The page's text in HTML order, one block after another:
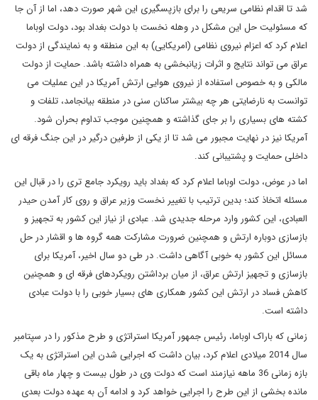
شد تا اقدام نظامی سریعی را برای بازپسگیری این شهر صورت دهد، اما از آن جا
که مسئولیت حل این مشکل در وهله نخست با دولت بغداد بود، دولت اوباما
اعلام کرد که اعزام نیروی نظامی (امریکایی) به این منطقه و به نمایندگی از دولت
عراق می تواند نتایج و اثرات زیانبخشی به همراه داشته باشد. حمایت از دولت
مالکی و به خصوص استفاده از نیروی هوایی ارتش آمریکا در این عملیات می
توانست به نارضایتی هر چه بیشتر ساکنان سنی در منطقه بیانجامد، تلفات و
کشته های بسیاری را بر جای گذاشته و همچنین موجب تداوم بحران شود.
آمریکا نیز در نهایت مجبور می شد تا از یکی از طرفین درگیر در این جنگ فرقه ای
داخلی حمایت و پشتیبانی کند.
اما در عوض، دولت اوباما اعلام کرد که بغداد باید رویکرد جامع تری را در قبال این
مسئله اتخاذ کند؛ بدین ترتیب با تغییر نخست وزیر عراق و روی کار آمدن حیدر
العبادی، این کشور وارد مرحله جدیدی شد. عبادی از نیاز این کشور به تجهیز و
بازسازی دوباره ارتش و همچنین ضرورت مشارکت همه گروه ها و اقشار در حل
مسائل این کشور به خوبی آگاهی داشت. در طی دو سال اخیر، آمریکا برای
بازسازی و تجهیز ارتش عراق، از میان برداشتن رویکردهای فرقه ای و همچنین
کاهش فساد در ارتش این کشور همکاری های بسیار خوبی را با دولت عبادی
داشته است.
زمانی که باراک اوباما، رئیس جمهور آمریکا استراتژی و طرح مذکور را در سپتامبر
سال 2014 میلادی اعلام کرد، بیان داشت که اجرایی شدن این استراتژی به یک
بازه زمانی 36 ماهه نیازمند است که دولت وی در طول بیست و چهار ماه باقی
مانده بخشی از این طرح را اجرایی خواهد کرد و ادامه آن به عهده دولت بعدی